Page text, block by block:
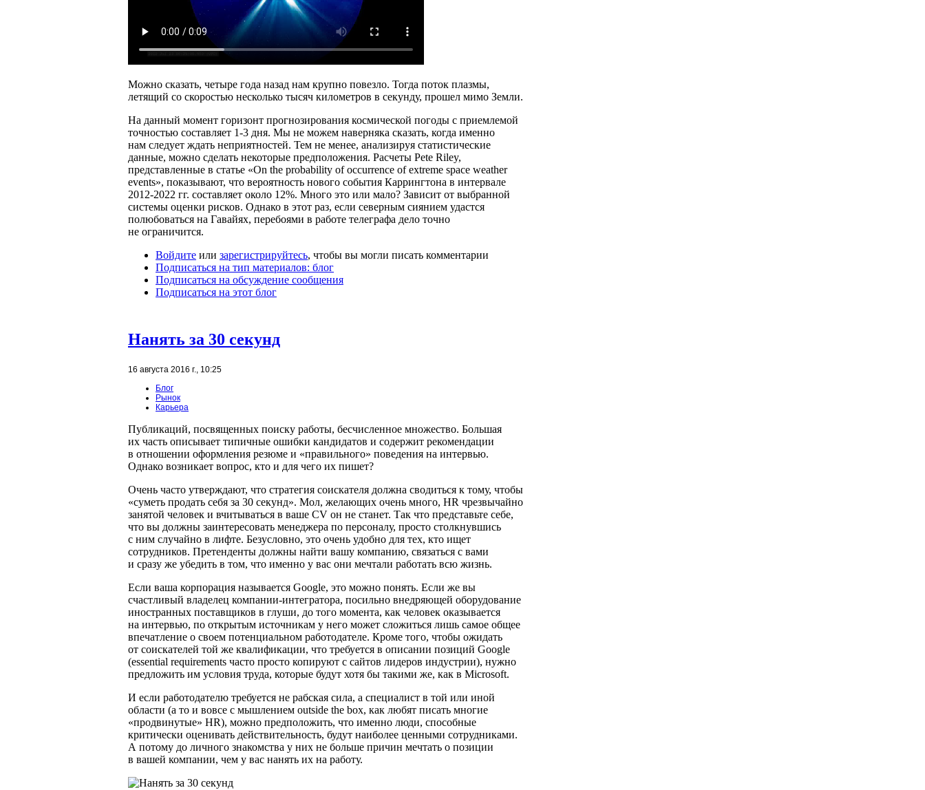
Можно сказать, четыре года назад нам крупно повезло. Тогда поток плазмы,
летящий со скоростью несколько тысяч километров в секунду, прошел мимо Земли.
На данный момент горизонт прогнозирования космической погоды с приемлемой
точностью составляет 1-3 дня. Мы не можем наверняка сказать, когда именно
нам следует ждать неприятностей. Тем не менее, анализируя статистические
данные, можно сделать некоторые предположения. Расчеты Pete Riley,
представленные в статье «On the probability of occurrence of extreme space weather
events», показывают, что вероятность нового события Каррингтона в интервале
2012-2022 гг. составляет около 12%. Много это или мало? Зависит от выбранной
системы оценки рисков. Однако в этот раз, если северным сиянием удастся
полюбоваться на Гавайях, перебоями в работе телеграфа дело точно
не ограничится.
Войдите или зарегистрируйтесь, чтобы вы могли писать комментарии
Подписаться на тип материалов: блог
Подписаться на обсуждение сообщения
Подписаться на этот блог
Нанять за 30 секунд
16 августа 2016 г., 10:25
Блог
Рынок
Карьера
Публикаций, посвященных поиску работы, бесчисленное множество. Большая
их часть описывает типичные ошибки кандидатов и содержит рекомендации
в отношении оформления резюме и «правильного» поведения на интервью.
Однако возникает вопрос, кто и для чего их пишет?
Очень часто утверждают, что стратегия соискателя должна сводиться к тому, чтобы
«суметь продать себя за 30 секунд». Мол, желающих очень много, HR чрезвычайно
занятой человек и вчитываться в ваше CV он не станет. Так что представьте себе,
что вы должны заинтересовать менеджера по персоналу, просто столкнувшись
с ним случайно в лифте. Безусловно, это очень удобно для тех, кто ищет
сотрудников. Претенденты должны найти вашу компанию, связаться с вами
и сразу же убедить в том, что именно у вас они мечтали работать всю жизнь.
Если ваша корпорация называется Google, это можно понять. Если же вы
счастливый владелец компании-интегратора, посильно внедряющей оборудование
иностранных поставщиков в глуши, до того момента, как человек оказывается
на интервью, по открытым источникам у него может сложиться лишь самое общее
впечатление о своем потенциальном работодателе. Кроме того, чтобы ожидать
от соискателей той же квалификации, что требуется в описании позиций Google
(essential requirements часто просто копируют с сайтов лидеров индустрии), нужно
предложить им условия труда, которые будут хотя бы такими же, как в Microsoft.
И если работодателю требуется не рабская сила, а специалист в той или иной
области (а то и вовсе с мышлением outside the box, как любят писать многие
«продвинутые» HR), можно предположить, что именно люди, способные
критически оценивать действительность, будут наиболее ценными сотрудниками.
А потому до личного знакомства у них не больше причин мечтать о позиции
в вашей компании, чем у вас нанять их на работу.